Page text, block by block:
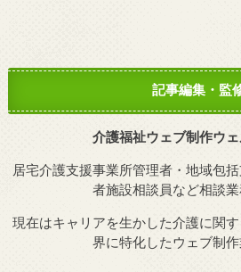
記事編集・監
介護福祉ウェブ制作ウェ
居宅介護支援事業所管理者・地域包
者施設相談員など相談業
現在はキャリアを生かした介護に関
界に特化したウェブ制作